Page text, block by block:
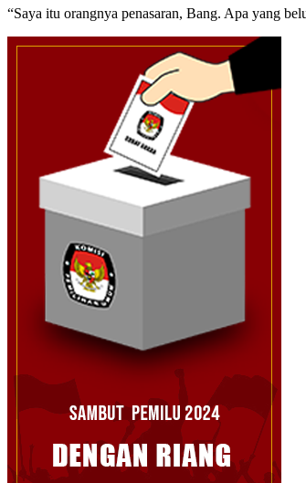
“Saya itu orangnya penasaran, Bang. Apa yang